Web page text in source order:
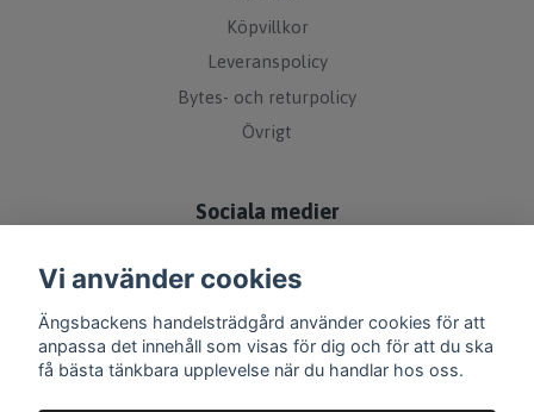
Köpvillkor
Leveranspolicy
Bytes- och returpolicy
Övrigt
Sociala medier
Vi använder cookies
Ängsbackens handelsträdgård använder cookies för att
anpassa det innehåll som visas för dig och för att du ska
få bästa tänkbara upplevelse när du handlar hos oss.